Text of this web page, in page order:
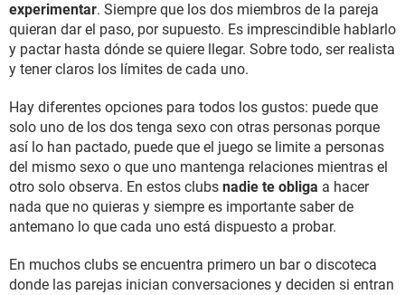
experimentar. Siempre que los dos miembros de la pareja
quieran dar el paso, por supuesto. Es imprescindible hablarlo
y pactar hasta dónde se quiere llegar. Sobre todo, ser realista
y tener claros los límites de cada uno.
Hay diferentes opciones para todos los gustos: puede que
solo uno de los dos tenga sexo con otras personas porque
así lo han pactado, puede que el juego se limite a personas
del mismo sexo o que uno mantenga relaciones mientras el
otro solo observa. En estos clubs nadie te obliga a hacer
nada que no quieras y siempre es importante saber de
antemano lo que cada uno está dispuesto a probar.
En muchos clubs se encuentra primero un bar o discoteca
donde las parejas inician conversaciones y deciden si entran